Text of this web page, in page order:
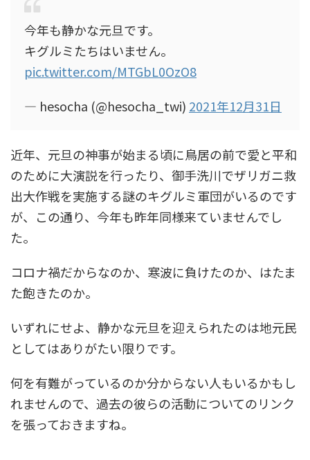
今年も静かな元旦です。
キグルミたちはいません。
pic.twitter.com/MTGbL0OzO8
— hesocha (@hesocha_twi) 2021年12月31日
近年、元旦の神事が始まる頃に鳥居の前で愛と平和
のために大演説を行ったり、御手洗川でザリガニ救
出大作戦を実施する謎のキグルミ軍団がいるのです
が、この通り、今年も昨年同様来ていませんでし
た。
コロナ禍だからなのか、寒波に負けたのか、はたま
た飽きたのか。
いずれにせよ、静かな元旦を迎えられたのは地元民
としてはありがたい限りです。
何を有難がっているのか分からない人もいるかもし
れませんので、過去の彼らの活動についてのリンク
を張っておきますね。